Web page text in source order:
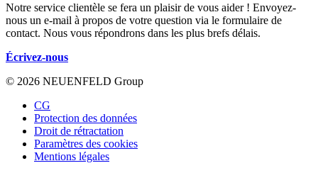
Notre service clientèle se fera un plaisir de vous aider ! Envoyez-
nous un e-mail à propos de votre question via le formulaire de
contact. Nous vous répondrons dans les plus brefs délais.
Écrivez-nous
© 2026 NEUENFELD Group
CG
Protection des données
Droit de rétractation
Paramètres des cookies
Mentions légales